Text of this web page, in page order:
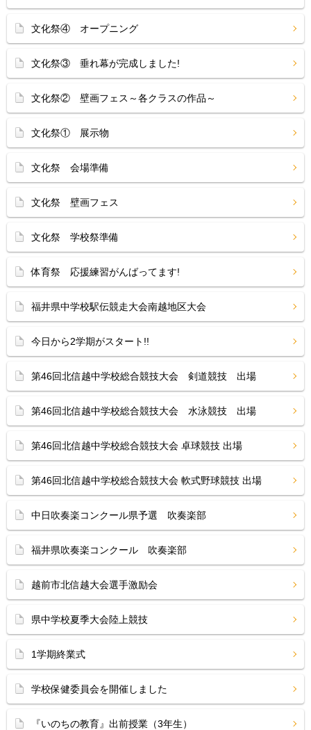
文化祭④ オープニング
文化祭③ 垂れ幕が完成しました!
文化祭② 壁画フェス～各クラスの作品～
文化祭① 展示物
文化祭 会場準備
文化祭 壁画フェス
文化祭 学校祭準備
体育祭 応援練習がんばってます!
福井県中学校駅伝競走大会南越地区大会
今日から2学期がスタート!!
第46回北信越中学校総合競技大会 剣道競技 出場
第46回北信越中学校総合競技大会 水泳競技 出場
第46回北信越中学校総合競技大会 卓球競技 出場
第46回北信越中学校総合競技大会 軟式野球競技 出場
中日吹奏楽コンクール県予選 吹奏楽部
福井県吹奏楽コンクール 吹奏楽部
越前市北信越大会選手激励会
県中学校夏季大会陸上競技
1学期終業式
学校保健委員会を開催しました
『いのちの教育』出前授業（3年生）